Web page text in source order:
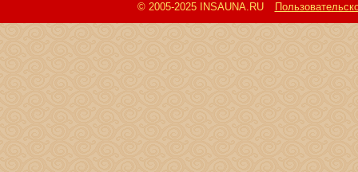
© 2005-2025 INSAUNA.RU